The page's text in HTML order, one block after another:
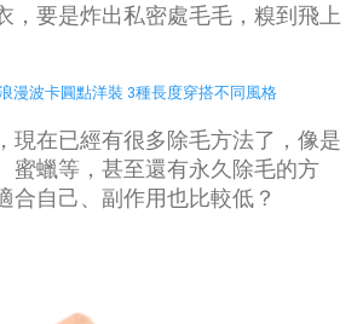
，要是炸出私密處毛毛，糗到飛上
漫波卡圓點洋裝 3種長度穿搭不同風格
現在已經有很多除毛方法了，像是
蜜蠟等，甚至還有永久除毛的方
合自己、副作用也比較低？